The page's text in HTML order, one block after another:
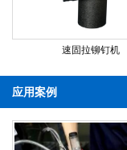
速固拉铆钉机
应用案例